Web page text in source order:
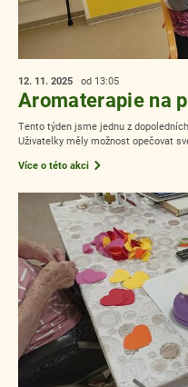
12. 11. 2025 od 13:05
Aromaterapie na
Tento týden jsme jednu z
Uživatelky měly možnost opečovat
Více o této akci